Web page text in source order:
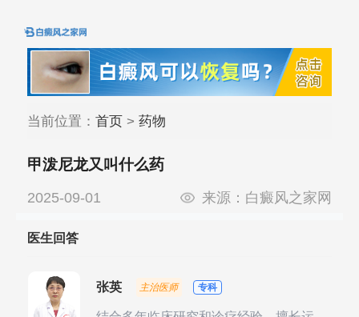
当前位置： 首页> 药物
甲泼尼龙又叫什么药
2025-09-01 来源： 白癜风之家网
医生回答
张英 主治医师 专科